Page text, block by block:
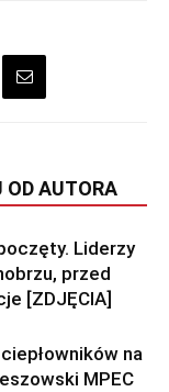
OD AUTORA
Liderzy
przed
[ZDJĘCIA]
na
MPEC